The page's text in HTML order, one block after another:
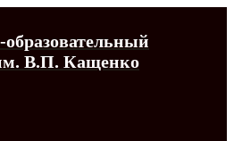
В.П. Кащенко